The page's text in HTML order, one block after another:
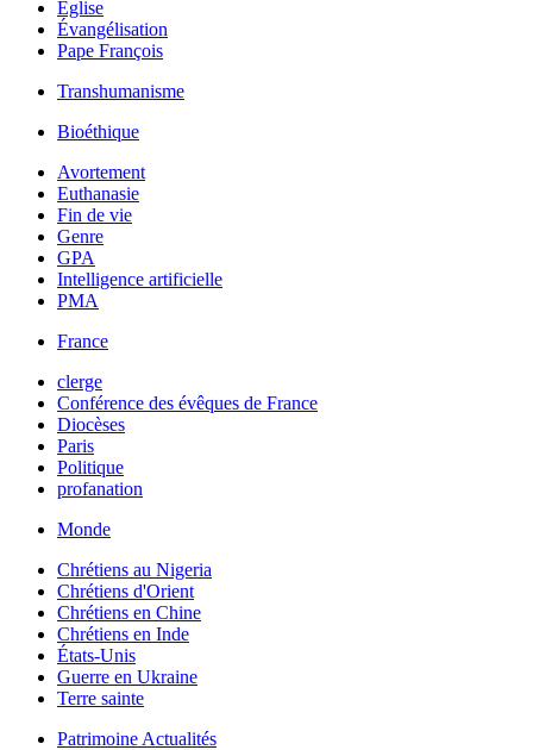
Église
Évangélisation
Pape François
Transhumanisme
Bioéthique
Avortement
Euthanasie
Fin de vie
Genre
GPA
Intelligence artificielle
PMA
France
clerge
Conférence des évêques de France
Diocèses
Paris
Politique
profanation
Monde
Chrétiens au Nigeria
Chrétiens d'Orient
Chrétiens en Chine
Chrétiens en Inde
États-Unis
Guerre en Ukraine
Terre sainte
Patrimoine Actualités